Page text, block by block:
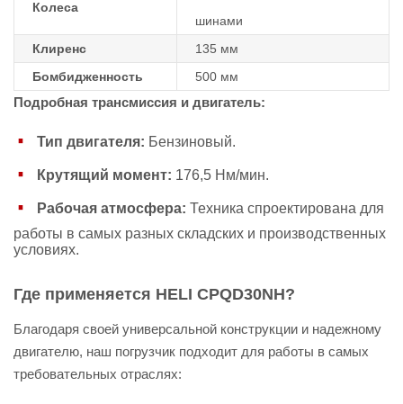
Колеса
шинами
Клиренс
135 мм
Бомбидженность
500 мм
Подробная трансмиссия и двигатель:
Тип двигателя: Бензиновый.
Крутящий момент: 176,5 Нм/мин.
Рабочая атмосфера: Техника спроектирована для
работы в самых разных складских и производственных
условиях.
Где применяется HELI CPQD30NH?
Благодаря своей универсальной конструкции и надежному
двигателю, наш погрузчик подходит для работы в самых
требовательных отраслях: